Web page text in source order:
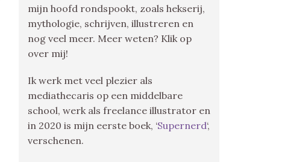
mijn hoofd rondspookt, zoals hekserij,
mythologie, schrijven, illustreren en
nog veel meer. Meer weten? Klik op
over mij!
Ik werk met veel plezier als
mediathecaris op een middelbare
school, werk als freelance illustrator en
in 2020 is mijn eerste boek, ‘Supernerd‘,
verschenen.